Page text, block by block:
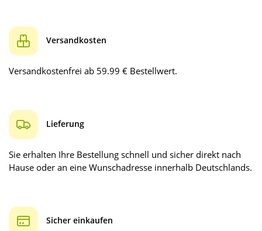
Versandkosten
Versandkostenfrei ab 59.99 € Bestellwert.
Lieferung
Sie erhalten Ihre Bestellung schnell und sicher direkt nach
Hause oder an eine Wunschadresse innerhalb Deutschlands.
Sicher einkaufen